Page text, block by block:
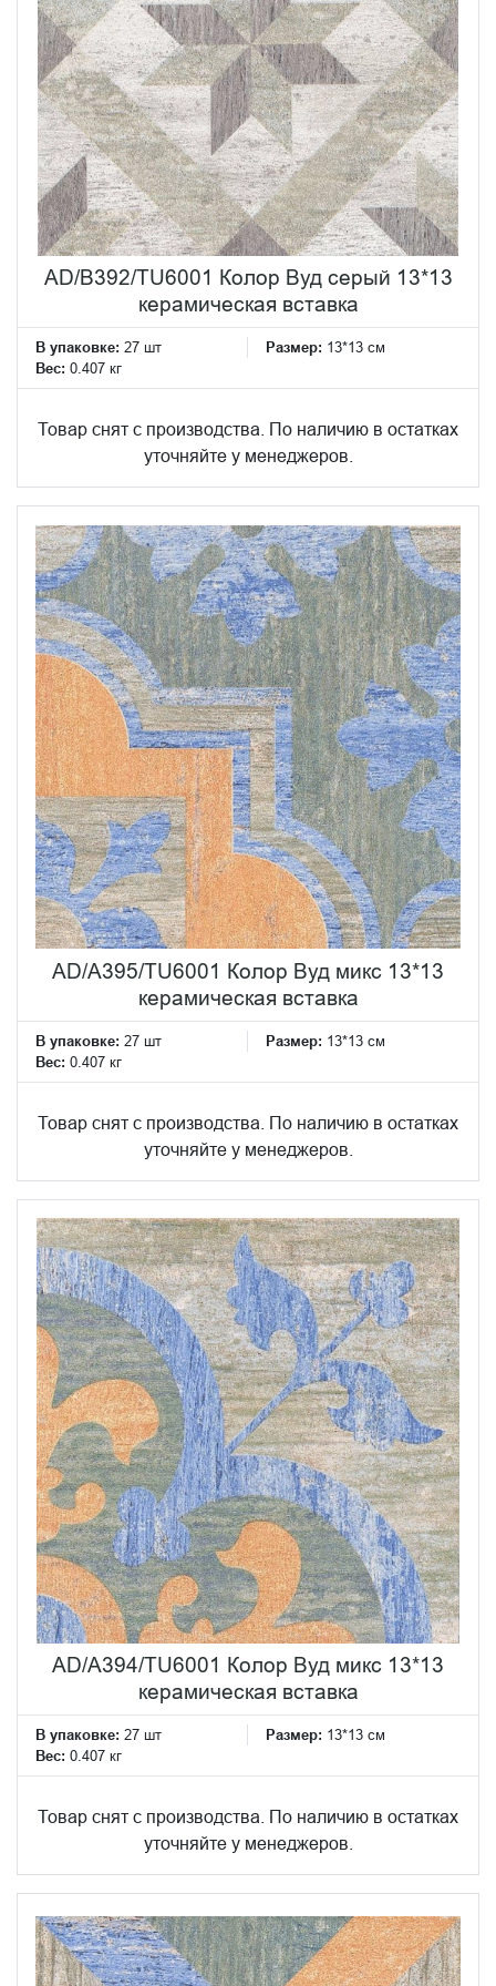
AD/B392/TU6001 Колор Вуд серый 13*13
керамическая вставка
В упаковке: 27 шт Размер: 13*13 см
Вес: 0.407 кг
Товар снят с производства. По наличию в остатках
уточняйте у менеджеров.
AD/A395/TU6001 Колор Вуд микс 13*13
керамическая вставка
В упаковке: 27 шт Размер: 13*13 см
Вес: 0.407 кг
Товар снят с производства. По наличию в остатках
уточняйте у менеджеров.
AD/A394/TU6001 Колор Вуд микс 13*13
керамическая вставка
В упаковке: 27 шт Размер: 13*13 см
Вес: 0.407 кг
Товар снят с производства. По наличию в остатках
уточняйте у менеджеров.